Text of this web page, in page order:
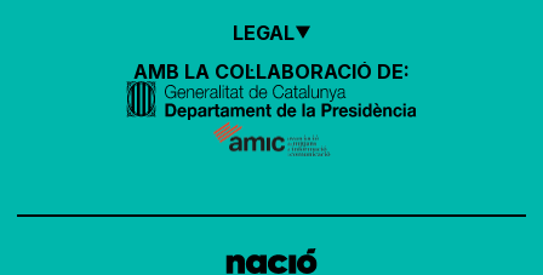
LEGAL
AMB LA COL·LABORACIÓ DE: